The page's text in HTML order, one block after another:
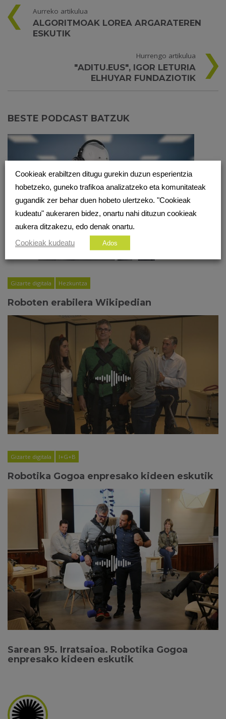
Aurreko artikulua
ALGORITMOAK LOREA ARGARATEREN
ESKUTIK
Hurrengo artikulua
"ADITU.EUS", IGOR LETURIA
ELHUYAR FUNDAZIOTIK
BESTE PODCAST BATZUK
Gizarte digitala Hezkuntza
Roboten erabilera Wikipedian
Gizarte digitala I+G+B
Robotika Gogoa enpresako kideen eskutik
Sarean 95. Irratsaioa. Robotika Gogoa
enpresako kideen eskutik
Cookieak erabiltzen ditugu gurekin duzun esperientzia
hobetzeko, guneko trafikoa analizatzeko eta komunitateak
gugandik zer behar duen hobeto ulertzeko. "Cookieak
kudeatu" aukeraren bidez, onartu nahi dituzun cookieak
aukera ditzakezu, edo denak onartu.
Cookieak kudeatu
Ados